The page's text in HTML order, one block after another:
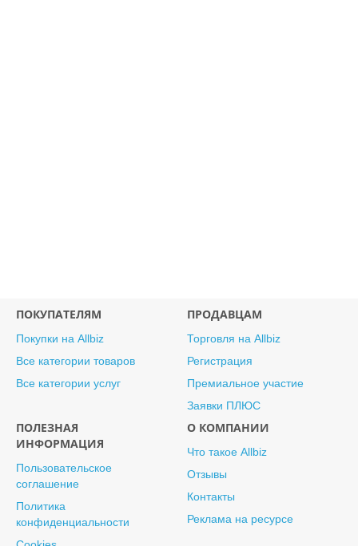
ПОКУПАТЕЛЯМ
Покупки на Allbiz
Все категории товаров
Все категории услуг
ПРОДАВЦАМ
Торговля на Allbiz
Регистрация
Премиальное участие
Заявки ПЛЮС
ПОЛЕЗНАЯ
ИНФОРМАЦИЯ
Пользовательское
соглашение
Политика
конфиденциальности
О КОМПАНИИ
Что такое Allbiz
Отзывы
Контакты
Реклама на ресурсе